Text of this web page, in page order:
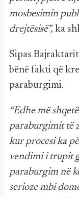
mosbesimin
drejtësisë”, ka
Sipas
bënë fakti që
paraburgimi.
“Edhe më
paraburgimit të
kur procesi ka
vendimi i trupit
paraburgim në
serioze mbi